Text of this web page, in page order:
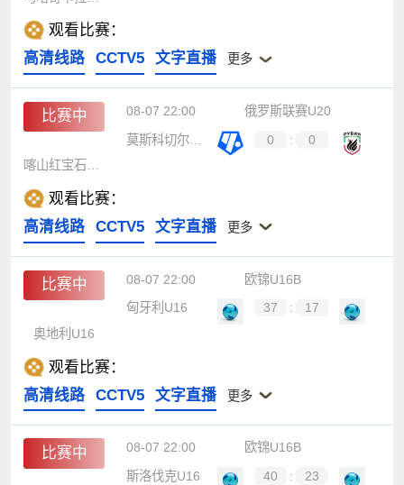
观看比赛：
高清线路
CCTV5 文字直播 更多
比赛中 08-07 22:00
俄罗斯联赛U20
莫斯科切尔塔诺沃青年队
0 :
0
喀山红宝石青年队
观看比赛：
高清线路
CCTV5 文字直播 更多
比赛中 08-07 22:00
欧锦U16B
匈牙利U16
37 :
17
奥地利U16
观看比赛：
高清线路
CCTV5 文字直播 更多
比赛中 08-07 22:00
欧锦U16B
斯洛伐克U16
40 :
23